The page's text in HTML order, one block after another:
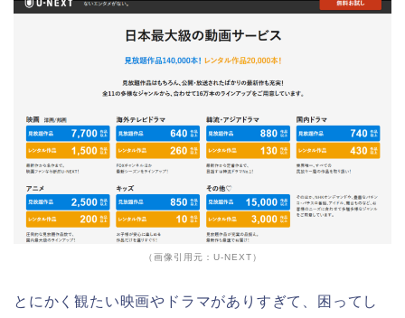
（画像引用元：U-NEXT）
とにかく観たい映画やドラマがありすぎて、困ってし